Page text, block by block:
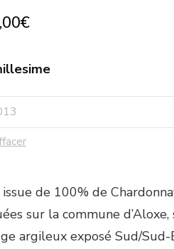
€
de 100% de
sur la commune
argileux exposé Sud/Sud-